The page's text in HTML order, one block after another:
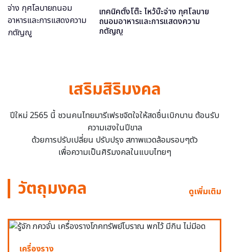
เทคนิคตั้งโต๊ะ ไหว้บ๊ะจ่าง กุศโลบาย
ถนอมอาหารและการแสดงความ
กตัญญู
เสริมสิริมงคล
ปีใหม่ 2565 นี้ ชวนคนไทยมารีเฟรชจิตใจให้สดชื่นเบิกบาน ต้อนรับ
ความเฮงในปีขาล
ด้วยการปรับเปลี่ยน ปรับปรุง สภาพแวดล้อมรอบๆตัว
เพื่อความเป็นศิริมงคลในแบบไทยๆ
วัตถุมงคล ดูเพิ่มเติม
เครื่องราง